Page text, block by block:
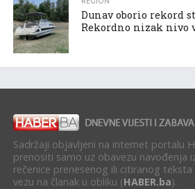
Dunav oborio rekord
Rekordno nizak nivo
Sadržaji objavljeni na internet portalu
prenositi samo uz obavezu navođenja
rečenice prenesenog ili citiranog
vezu na članak u obliku (HABER.ba).